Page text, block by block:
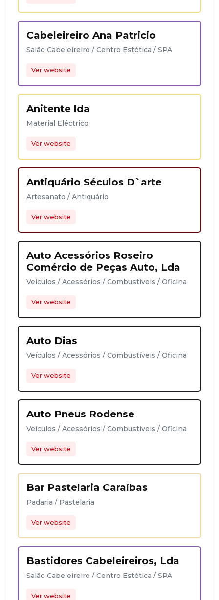
Cabeleireiro Ana Patricio
Salão Cabeleireiro / Centro Estética / SPA
Ver website
Anitente lda
Material Eléctrico
Ver website
Antiquário Séculos D`arte
Artesanato / Antiquário
Ver website
Auto Acessórios Roseiro
Comércio de Peças Auto, Lda
Veículos / Acessórios / Combustíveis / Oficina
Ver website
Auto Dias
Veículos / Acessórios / Combustíveis / Oficina
Ver website
Auto Pneus Rodense
Veículos / Acessórios / Combustíveis / Oficina
Ver website
Bar Pastelaria Caraíbas
Padaria / Pastelaria
Ver website
Bastidores Cabeleireiros, Lda
Salão Cabeleireiro / Centro Estética / SPA
Ver website